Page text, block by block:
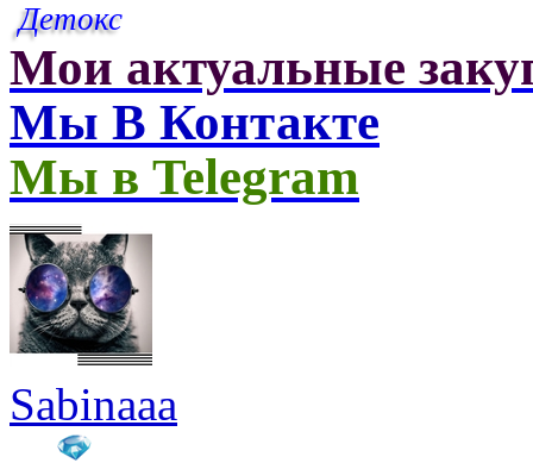
Детокс
Мои актуальные
Мы В Контакте
Мы в Telegram
Sabinaaa